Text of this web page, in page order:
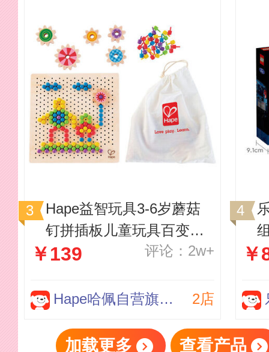
Hape益智玩具3-6岁蘑菇
钉拼插板儿童玩具百变像
素画250粒DIY木制质逻辑
￥139 评论：2w+
Hape哈佩自营旗舰店 2店
￥
加载更多 查看产品